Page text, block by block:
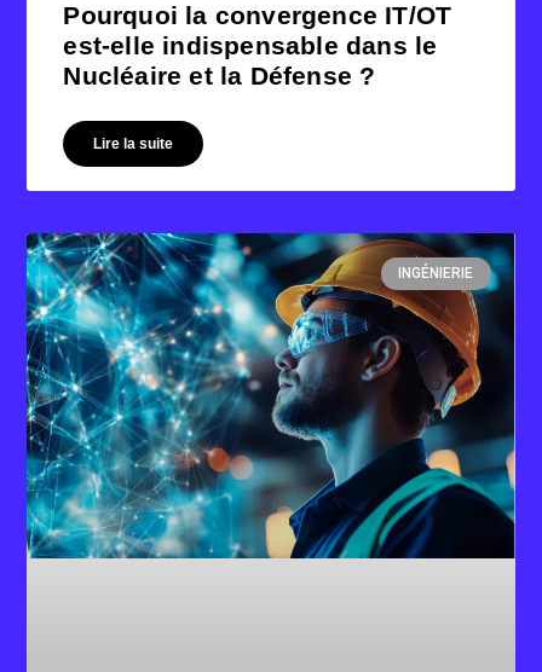
Pourquoi la convergence IT/OT
est-elle indispensable dans le
Nucléaire et la Défense ?
Lire la suite
INGÉNIERIE